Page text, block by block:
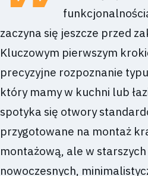
zaczyna się jeszcze przed
Kluczowym pierwszym
precyzyjne rozpoznanie
który mamy w kuchni lub
spotyka się otwory
przygotowane na montaż
montażową, ale w
nowoczesnych,